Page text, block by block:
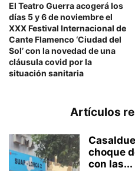
El Teatro Guerra acogerá los
días 5 y 6 de noviembre el
XXX Festival Internacional de
Cante Flamenco ‘Ciudad del
Sol’ con la novedad de una
cláusula covid por la
situación sanitaria
Artículos
choque
con las...